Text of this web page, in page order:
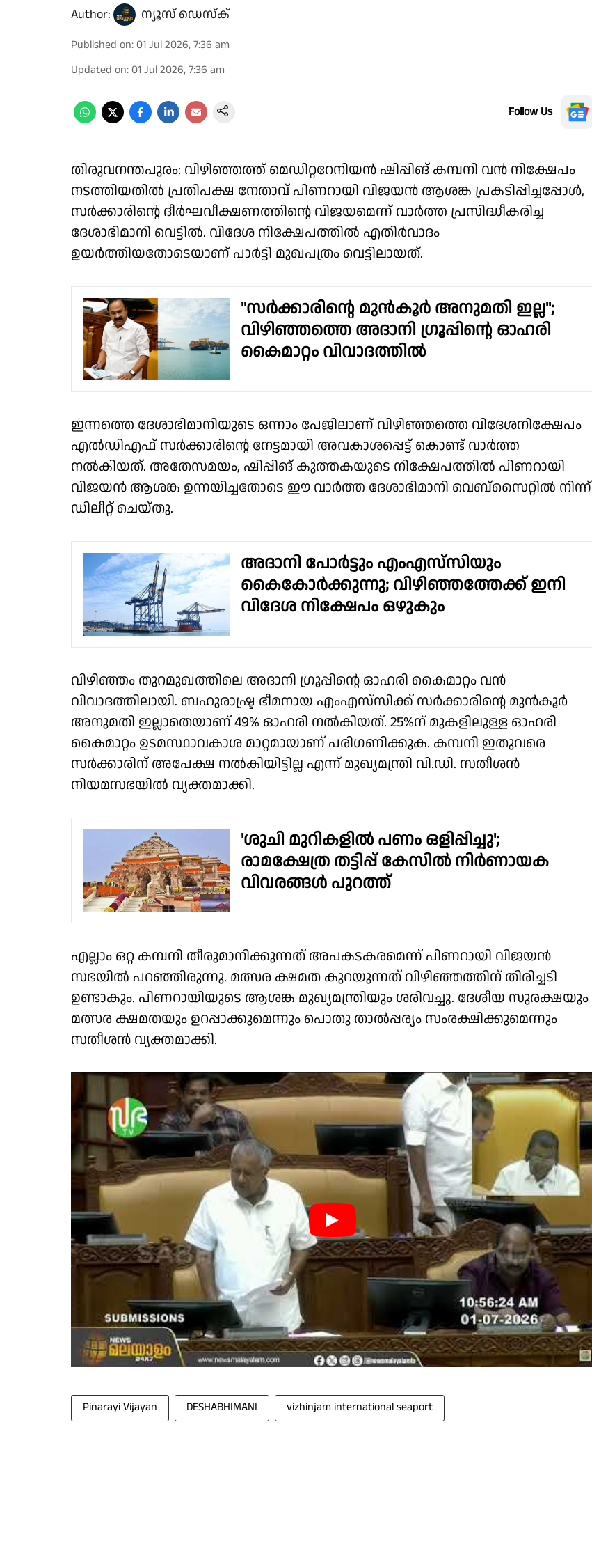
Author: ന്യൂസ് ഡെസ്ക്
Published on: 01 Jul 2026, 7:36 am
Updated on: 01 Jul 2026, 7:36 am
Follow Us
തിരുവനന്തപുരം: വിഴിഞ്ഞത്ത് മെഡിറ്ററേനിയൻ ഷിപ്പിങ് കമ്പനി വൻ നിക്ഷേപം
നടത്തിയതിൽ പ്രതിപക്ഷ നേതാവ് പിണറായി വിജയൻ ആശങ്ക പ്രകടിപ്പിച്ചപ്പോൾ,
സർക്കാരിൻ്റെ ദീർഘവീക്ഷണത്തിൻ്റെ വിജയമെന്ന് വാർത്ത പ്രസിദ്ധീകരിച്ച
ദേശാഭിമാനി വെട്ടിൽ. വിദേശ നിക്ഷേപത്തിൽ എതിർവാദം
ഉയർത്തിയതോടെയാണ് പാർട്ടി മുഖപത്രം വെട്ടിലായത്.
"സർക്കാരിൻ്റെ മുൻകൂർ അനുമതി ഇല്ല";
വിഴിഞ്ഞത്തെ അദാനി ഗ്രൂപ്പിൻ്റെ ഓഹരി
കൈമാറ്റം വിവാദത്തിൽ
ഇന്നത്തെ ദേശാഭിമാനിയുടെ ഒന്നാം പേജിലാണ് വിഴിഞ്ഞത്തെ വിദേശനിക്ഷേപം
എൽഡിഎഫ് സർക്കാരിൻ്റെ നേട്ടമായി അവകാശപ്പെട്ട് കൊണ്ട് വാർത്ത
നൽകിയത്. അതേസമയം, ഷിപ്പിങ് കുത്തകയുടെ നിക്ഷേപത്തിൽ പിണറായി
വിജയൻ ആശങ്ക ഉന്നയിച്ചതോടെ ഈ വാർത്ത ദേശാഭിമാനി വെബ്സൈറ്റിൽ നിന്ന്
ഡിലീറ്റ് ചെയ്തു.
അദാനി പോർട്ടും എംഎസ്‌സിയും
കൈകോർക്കുന്നു; വിഴിഞ്ഞത്തേക്ക് ഇനി
വിദേശ നിക്ഷേപം ഒഴുകും
വിഴിഞ്ഞം തുറമുഖത്തിലെ അദാനി ഗ്രൂപ്പിൻ്റെ ഓഹരി കൈമാറ്റം വൻ
വിവാദത്തിലായി. ബഹുരാഷ്ട്ര ഭീമനായ എംഎസ്‌സിക്ക് സർക്കാരിൻ്റെ മുൻകൂർ
അനുമതി ഇല്ലാതെയാണ് 49% ഓഹരി നൽകിയത്. 25%ന് മുകളിലുള്ള ഓഹരി
കൈമാറ്റം ഉടമസ്ഥാവകാശ മാറ്റമായാണ് പരിഗണിക്കുക. കമ്പനി ഇതുവരെ
സർക്കാരിന് അപേക്ഷ നൽകിയിട്ടില്ല എന്ന് മുഖ്യമന്ത്രി വി.ഡി. സതീശൻ
നിയമസഭയിൽ വ്യക്തമാക്കി.
'ശുചി മുറികളിൽ പണം ഒളിപ്പിച്ചു';
രാമക്ഷേത്ര തട്ടിപ്പ് കേസിൽ നിർണായക
വിവരങ്ങൾ പുറത്ത്
എല്ലാം ഒറ്റ കമ്പനി തീരുമാനിക്കുന്നത് അപകടകരമെന്ന് പിണറായി വിജയൻ
സഭയിൽ പറഞ്ഞിരുന്നു. മത്സര ക്ഷമത കുറയുന്നത് വിഴിഞ്ഞത്തിന് തിരിച്ചടി
ഉണ്ടാകും. പിണറായിയുടെ ആശങ്ക മുഖ്യമന്ത്രിയും ശരിവച്ചു. ദേശീയ സുരക്ഷയും
മത്സര ക്ഷമതയും ഉറപ്പാക്കുമെന്നും പൊതു താൽപ്പര്യം സംരക്ഷിക്കുമെന്നും
സതീശൻ വ്യക്തമാക്കി.
Pinarayi Vijayan DESHABHIMANI vizhinjam international seaport